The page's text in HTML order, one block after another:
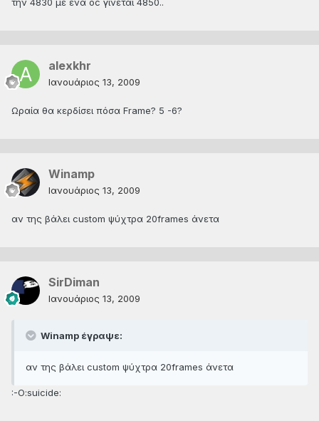
alexkhr
Ιανουάριος 13, 2009
Ωραία θα κερδίσει πόσα Frame? 5 -6?
Winamp
Ιανουάριος 13, 2009
αν της βάλει custom ψύχτρα 20frames άνετα
SirDiman
Ιανουάριος 13, 2009
Winamp έγραψε:
αν της βάλει custom ψύχτρα 20frames άνετα
:-O:suicide: